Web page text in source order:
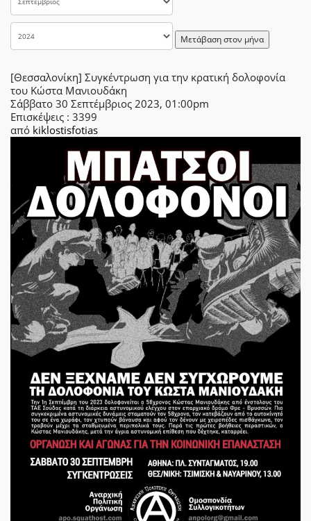
Μετάβαση στον μήνα
[Θεσσαλονίκη] Συγκέντρωση για την κρατική δολοφονία
του Κώστα Μανιουδάκη
Σάββατο 30 Σεπτέμβριος 2023, 01:00pm
Επισκέψεις : 3399
από kiklostisfotias